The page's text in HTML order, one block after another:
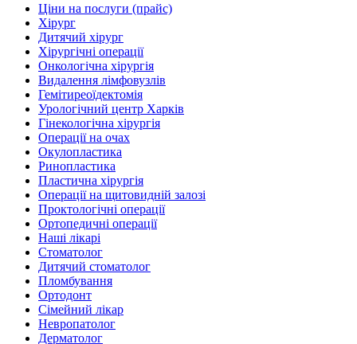
Ціни на послуги (прайс)
Хірург
Дитячий хірург
Хірургічні операції
Онкологічна хірургія
Видалення лімфовузлів
Гемітиреоїдектомія
Урологічний центр Харків
Гінекологічна хірургія
Операції на очах
Окулопластика
Ринопластика
Пластична хірургія
Операції на щитовидній залозі
Проктологічні операції
Ортопедичні операції
Наші лікарі
Стоматолог
Дитячий стоматолог
Пломбування
Ортодонт
Сімейний лікар
Невропатолог
Дерматолог